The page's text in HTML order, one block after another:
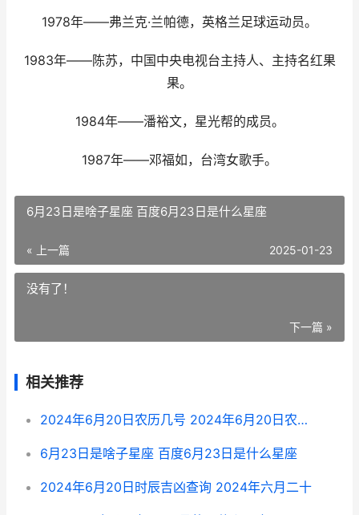
1978年——弗兰克·兰帕德，英格兰足球运动员。
1983年——陈苏，中国中央电视台主持人、主持名红果
果。
1984年——潘裕文，星光帮的成员。
1987年——邓福如，台湾女歌手。
6月23日是啥子星座 百度6月23日是什么星座
« 上一篇 2025-01-23
没有了！
下一篇 »
相关推荐
2024年6月20日农历几号 2024年6月20日农历是多少
6月23日是啥子星座 百度6月23日是什么星座
2024年6月20日时辰吉凶查询 2024年六月二十